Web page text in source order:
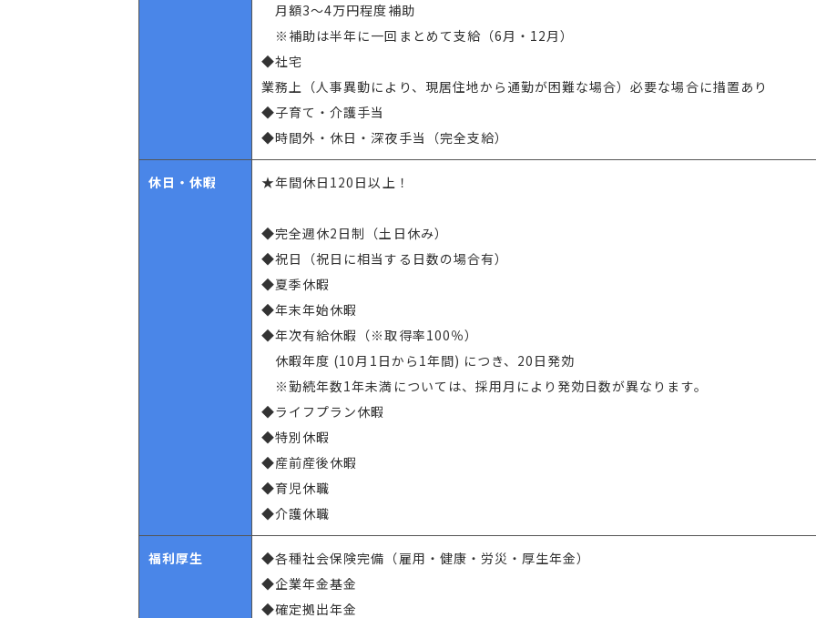
月額3～4万円程度補助
※補助は半年に一回まとめて支給（6月・12月）
◆社宅
業務上（人事異動により、現居住地から通勤が困難な場合）必要な場合に措置あり
◆子育て・介護手当
◆時間外・休日・深夜手当（完全支給）
休日・休暇 ★年間休日120日以上！
◆完全週休2日制（土日休み）
◆祝日（祝日に相当する日数の場合有）
◆夏季休暇
◆年末年始休暇
◆年次有給休暇（※取得率100％）
休暇年度 (10月1日から1年間) につき、20日発効
※勤続年数1年未満については、採用月により発効日数が異なります。
◆ライフプラン休暇
◆特別休暇
◆産前産後休暇
◆育児休職
◆介護休職
福利厚生
◆各種社会保険完備（雇用・健康・労災・厚生年金）
◆企業年金基金
◆確定拠出年金